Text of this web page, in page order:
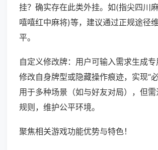
挂？确实存在此类外挂。如(指尖四川
嘻嘻红中麻将)等，建议通过正规途径
平。
自定义修改牌：用户可输入需求生成专
修改自身牌型或隐藏操作痕迹，实现“
用于多种场景（如与好友对局），但
规则，维护公平环境。
聚焦相关游戏功能优势与特色！